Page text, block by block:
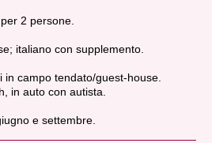
2 persone.
italiano con supplemento.
in campo tendato/guest-house.
in auto con autista.
e settembre.